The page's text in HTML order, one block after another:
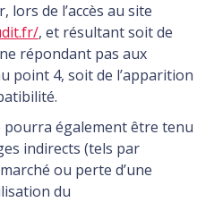
lors de l’accès au site
, et résultant soit de
répondant pas aux
point 4, soit de l’apparition
pourra également être tenu
indirects (tels par
ou perte d’une
du